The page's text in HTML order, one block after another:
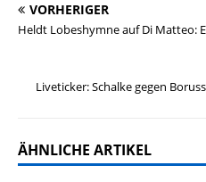
VORHERIGER
Heldt Lobeshymne auf Di Matteo:
Liveticker: Schalke gegen
ÄHNLICHE ARTIKEL